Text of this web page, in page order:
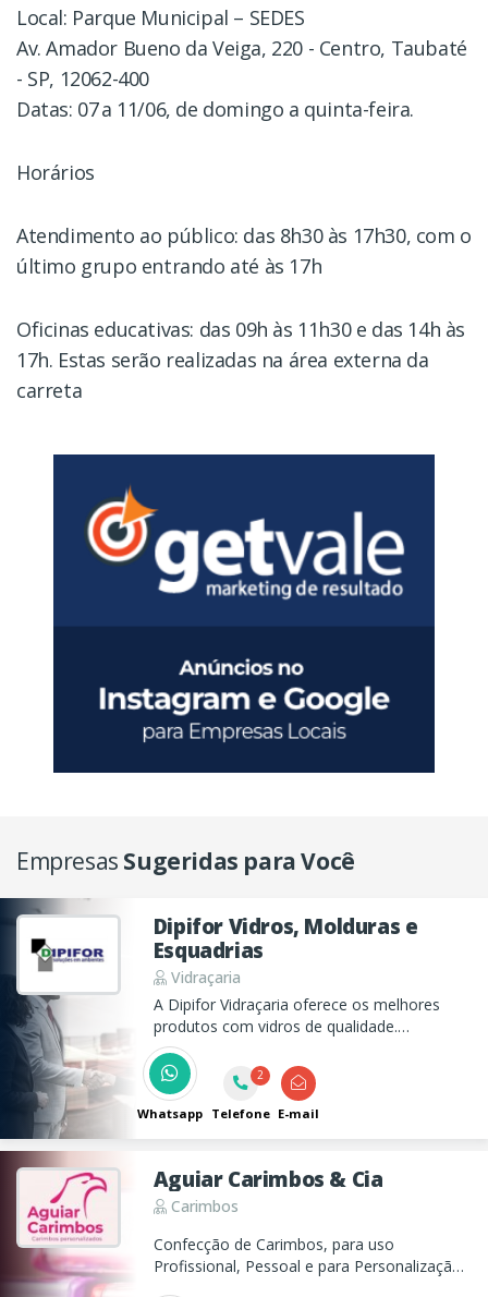
Local: Parque Municipal – SEDES
Av. Amador Bueno da Veiga, 220 - Centro, Taubaté
- SP, 12062-400
Datas: 07 a 11/06, de domingo a quinta-feira.
Horários
Atendimento ao público: das 8h30 às 17h30, com o
último grupo entrando até às 17h
Oficinas educativas: das 09h às 11h30 e das 14h às
17h. Estas serão realizadas na área externa da
carreta
Empresas Sugeridas para Você
Dipifor Vidros, Molduras e
Esquadrias
Vidraçaria
A Dipifor Vidraçaria oferece os melhores
produtos com vidros de qualidade.
Oferecendo uma completa linha de produtos
e serviços para tornar o seu escritório um
ambiente muito mais bonito, confortável e
produtivo.
Whatsapp
2
Telefone E-mail
Aguiar Carimbos & Cia
Carimbos
Confecção de Carimbos, para uso
Profissional, Pessoal e para Personalização